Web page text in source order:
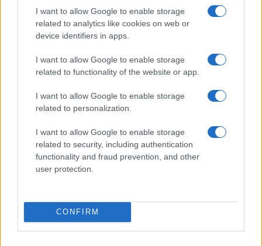
I want to allow Google to enable storage
related to analytics like cookies on web or
device identifiers in apps.
I want to allow Google to enable storage
related to functionality of the website or app.
I want to allow Google to enable storage
related to personalization.
I want to allow Google to enable storage
related to security, including authentication
functionality and fraud prevention, and other
user protection.
CONFIRM
base vi è il paradosso vincente per cui una solidità
difensiva, anche nucleare, sia garante per
appianare e scoraggiare l’aggressività dell’altro
lato del mondo. Ne abbiamo avuto contezza
proprio con Ronald Reagan e la graduale fine della
Guerra Fredda con l’Unione Sovietica, avvenuta
senza spargimenti di
I Repubblicani che hanno preceduto Reagan
predecessori Democratici, come Eisenhower con
la Guerra di Corea o Nixon con il Vietnam. Il primo
concluse il conflitto in poco tempo e il secondo,